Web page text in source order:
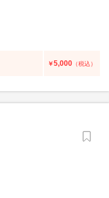
￥5,000 （税込）